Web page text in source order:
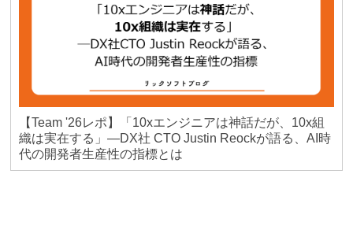
【Team '26レポ】「10xエンジニアは神話だが、10x組
織は実在する」―DX社 CTO Justin Reockが語る、AI時
代の開発者生産性の指標とは